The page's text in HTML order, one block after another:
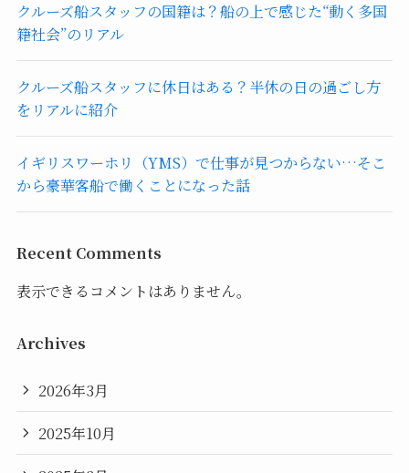
クルーズ船スタッフの国籍は？船の上で感じた“動く多国
籍社会”のリアル
クルーズ船スタッフに休日はある？半休の日の過ごし方
をリアルに紹介
イギリスワーホリ（YMS）で仕事が見つからない…そこ
から豪華客船で働くことになった話
Recent Comments
表示できるコメントはありません。
Archives
2026年3月
2025年10月